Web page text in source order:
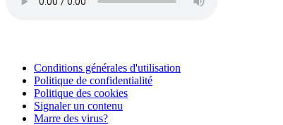
Conditions générales d'utilisation
Politique de confidentialité
Politique des cookies
Signaler un contenu
Marre des virus?